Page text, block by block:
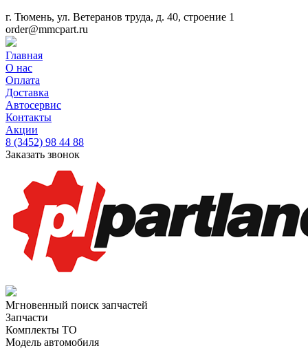
г. Тюмень, ул. Ветеранов труда, д. 40, строение 1
order@mmcpart.ru
Главная
О нас
Оплата
Доставка
Автосервис
Контакты
Акции
8 (3452) 98 44 88
Заказать звонок
Мгновенный поиск запчастей
Запчасти
Комплекты ТО
Модель автомобиля